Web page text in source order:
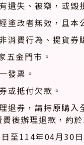
失、被竊，或毀
改者無效，且本
費行為、提貨券
五金門市。
發票。
或抵付欠款。
退券，請持原購
後辦理退款，約
至114年04月30